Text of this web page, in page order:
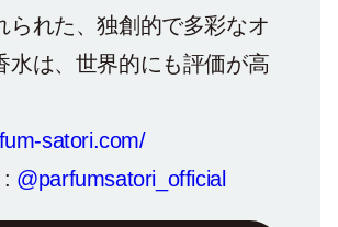
られた、独創的で多彩なオ
水は、世界的にも評価が高
satori.com/
@parfumsatori_official